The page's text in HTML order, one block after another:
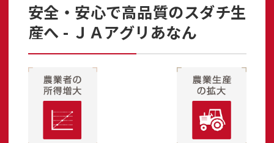
安全・安心で高品質のスダチ生
産へ - ＪＡアグリあなん